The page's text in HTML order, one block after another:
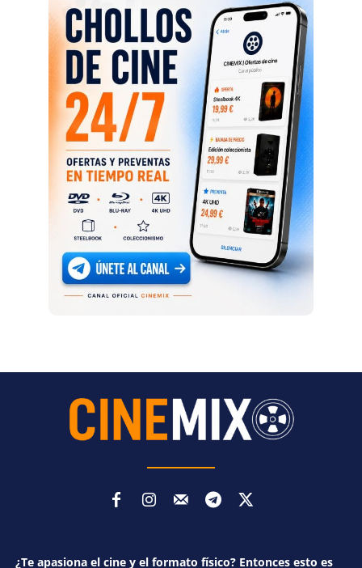
¿Te apasiona el cine y el formato físico? Entonces esto es